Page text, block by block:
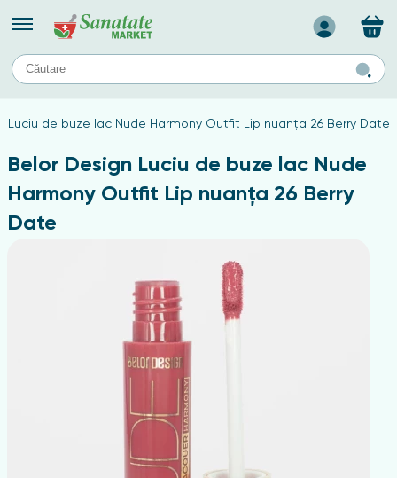
Назад
TIPURI DE TEN
Produse pentru ten mixt
Ten problematic
Produse pentru ten gras
Luciu de buze lac Nude Harmony Outfit Lip nuanța 26 Berry Date
Belor Design Luciu de buze lac Nude
Harmony Outfit Lip nuanța 26 Berry
Date